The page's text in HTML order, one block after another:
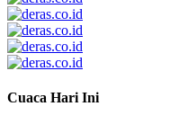
Cuaca Hari Ini